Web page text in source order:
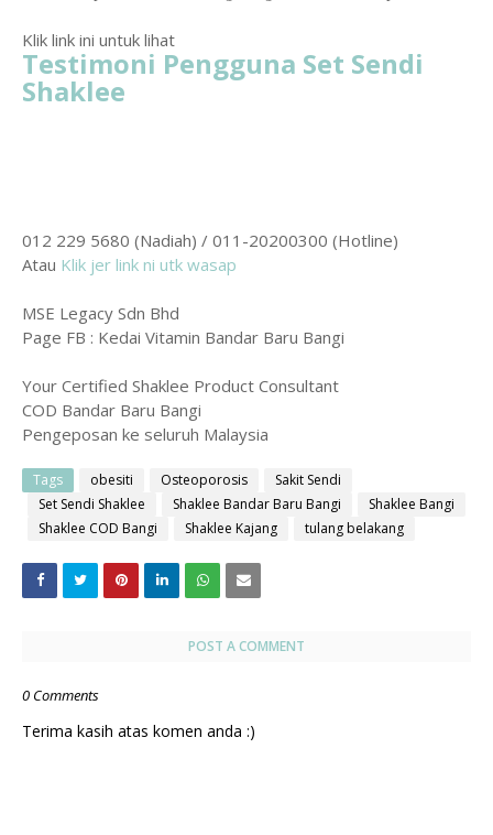
Klik link ini untuk lihat
Testimoni Pengguna Set Sendi
Shaklee
012 229 5680 (Nadiah) / 011-20200300 (Hotline)
Atau Klik jer link ni utk wasap
MSE Legacy Sdn Bhd
Page FB : Kedai Vitamin Bandar Baru Bangi
Your Certified Shaklee Product Consultant
COD Bandar Baru Bangi
Pengeposan ke seluruh Malaysia
Tags obesiti Osteoporosis
Sakit Sendi
Set Sendi Shaklee
Shaklee Bandar Baru Bangi
Shaklee Bangi
Shaklee COD Bangi
Shaklee Kajang tulang belakang
POST A COMMENT
0 Comments
Terima kasih atas komen anda :)